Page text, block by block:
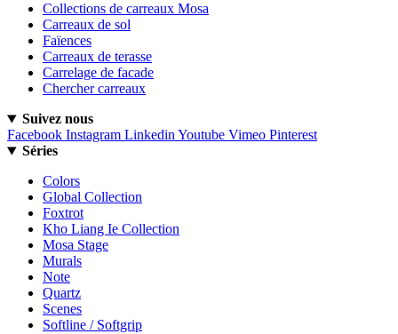
Collections de carreaux Mosa
Carreaux de sol
Faïences
Carreaux de terasse
Carrelage de facade
Chercher carreaux
Suivez nous
Facebook Instagram Linkedin Youtube Vimeo Pinterest
Séries
Colors
Global Collection
Foxtrot
Kho Liang Ie Collection
Mosa Stage
Murals
Note
Quartz
Scenes
Softline / Softgrip